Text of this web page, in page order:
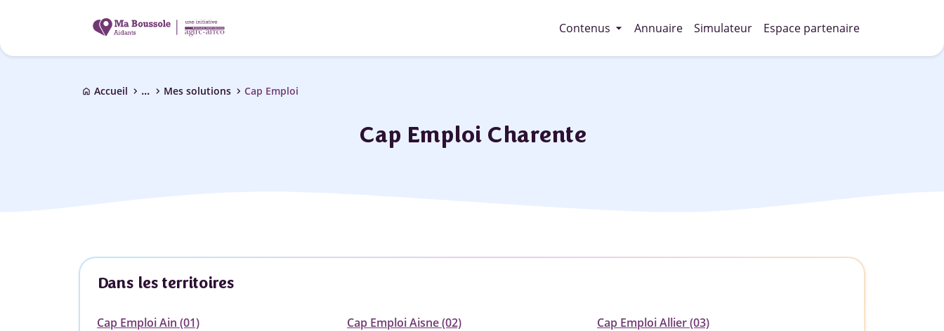
Contenus arrow_drop_down Annuaire Simulateur Espace partenaire
home Accueil chevron_right ... chevron_right Mes solutions chevron_right Cap Emploi
Cap Emploi Charente
Dans les territoires
Cap Emploi Ain (01) Cap Emploi Aisne (02)
Cap Emploi Allier (03)